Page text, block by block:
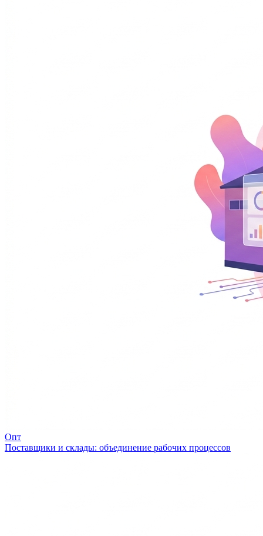
Опт
Поставщики и склады: объединение рабочих процессов